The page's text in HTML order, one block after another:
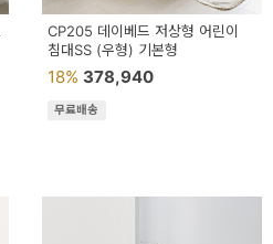
CP205 데이베드 저상형 어린이
침대SS (우형) 기본형
18% 378,940
무료배송